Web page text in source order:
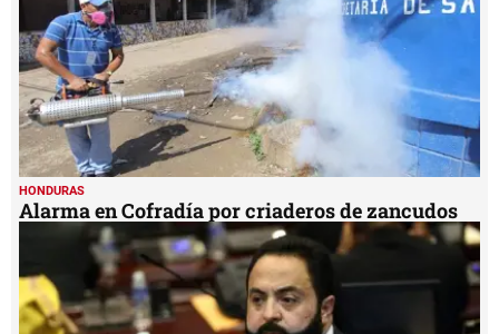
HONDURAS
Alarma en Cofradía por criaderos de zancudos